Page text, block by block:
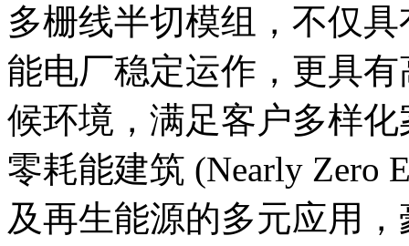
多栅线半切模组，不仅
能电厂稳定运作，更具
候环境，满足客户多样
零耗能建筑 (Nearly Zero
及再生能源的多元应用